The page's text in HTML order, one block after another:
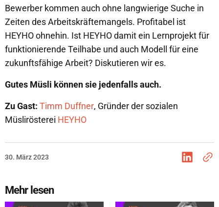
Bewerber kommen auch ohne langwierige Suche in
Zeiten des Arbeitskräftemangels. Profitabel ist
HEYHO ohnehin. Ist HEYHO damit ein Lernprojekt für
funktionierende Teilhabe und auch Modell für eine
zukunftsfähige Arbeit? Diskutieren wir es.
Gutes Müsli können sie jedenfalls auch.
Zu Gast: Timm Duffner, Gründer der sozialen
Müslirösterei HEYHO
30. März 2023
Mehr lesen